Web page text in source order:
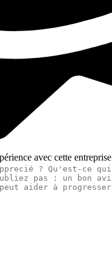
avec cette entreprise